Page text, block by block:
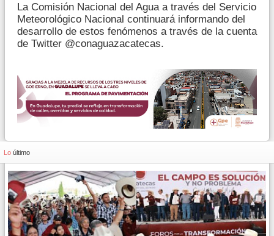
La Comisión Nacional del Agua a través del Servicio
Meteorológico Nacional continuará informando del
desarrollo de estos fenómenos a través de la cuenta
de Twitter @conaguazacatecas.
Lo último